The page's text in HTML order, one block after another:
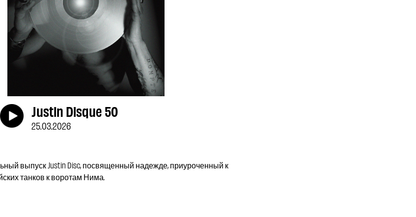
Justin Disque 50
25.03.2026
выпуск Justin Disc, посвященный надежде, приуроченный к
танков к воротам Нима.